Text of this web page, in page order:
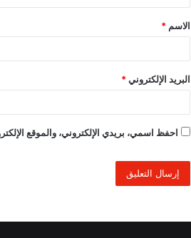
ق
*
الاسم *
البريد الإلكتروني *
احفظ اسمي، بريدي الإلكتروني، والموقع